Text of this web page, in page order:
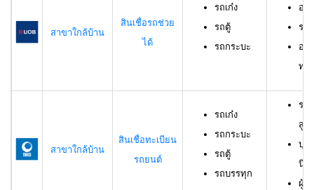
สาขาใกล้บ้าน
สินเชื่อรถช่วย
ได้
รถเก๋ง
รถตู้
รถกระบะ
อา
รา
อา
ทด
สาขาใกล้บ้าน
สินเชื่อทะเบียน
รถยนต์
รถเก๋ง
รถกระบะ
รถตู้
รถบรรทุก
รถ
สูง
บุค
นิติ
ผู้กู้